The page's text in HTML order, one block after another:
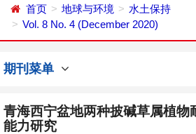
首页 地球与环境
水土保持
Vol. 8 No. 4 (December 2020)
期刊菜单
青海西宁盆地两种披碱草属植物
能力研究